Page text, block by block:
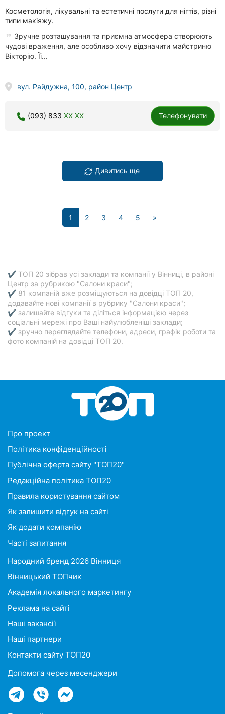
Косметологія, лікувальні та естетичні послуги для нігтів, різні
типи макіяжу.
Зручне розташування та приємна атмосфера створюють
чудові враження, але особливо хочу відзначити майстриню
Вікторію. Її...
вул. Райдужна, 100, район Центр
(093) 833 XX XX Телефонувати
Дивитись ще
1 (current)
2 3 4 5 »
✔ ТОП 20 зібрав усі заклади та компанії у Вінниці, в районі
Центр за рубрикою "Салони краси";
✔ 81 компаній вже розміщуються на довідці ТОП 20,
додавайте нові компанії в рубрику "Салони краси";
✔ залишайте відгуки та діліться інформацією через
соціальні мережі про Ваші найулюбленіші заклади;
✔ зручно переглядайте телефони, адреси, графік роботи та
фото компаній на довідці ТОП 20.
Про проект
Політика конфіденційності
Публічна оферта сайту "ТОП20"
Редакційна політика ТОП20
Правила користування сайтом
Як залишити відгук на сайті
Як додати компанію
Часті запитання
Народний бренд 2026 Вінниця
Вінницький ТОПчик
Академія локального маркетингу
Реклама на сайті
Наші вакансії
Наші партнери
Контакти сайту ТОП20
Допомога через месенджери